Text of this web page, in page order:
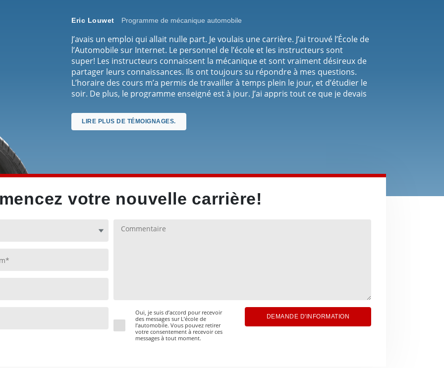
Eric Louwet Programme de mécanique automobile
J’avais un emploi qui allait nulle part. Je voulais une carrière. J’ai trouvé l’École de
l’Automobile sur Internet. Le personnel de l’école et les instructeurs sont
super! Les instructeurs connaissent la mécanique et sont vraiment désireux de
partager leurs connaissances. Ils ont toujours su répondre à mes questions.
L’horaire des cours m’a permis de travailler à temps plein le jour, et d’étudier le
soir. De plus, le programme enseigné est à jour. J’ai appris tout ce que je devais
automobile.
LIRE PLUS DE TÉMOIGNAGES.
votre nouvelle carrière!
Oui, je suis d’accord pour recevoir
des messages sur L’école de
l’automobile. Vous pouvez retirer
votre consentement à recevoir ces
messages à tout moment.
DEMANDE D'INFORMATION